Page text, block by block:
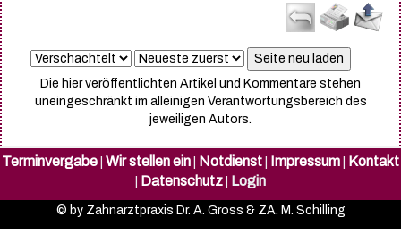
Die hier veröffentlichten Artikel und Kommentare stehen
uneingeschränkt im alleinigen Verantwortungsbereich des
jeweiligen Autors.
Terminvergabe Wir stellen ein Notdienst Impressum Kontakt
Datenschutz Login
© by Zahnarztpraxis Dr. A. Gross & ZA. M. Schilling